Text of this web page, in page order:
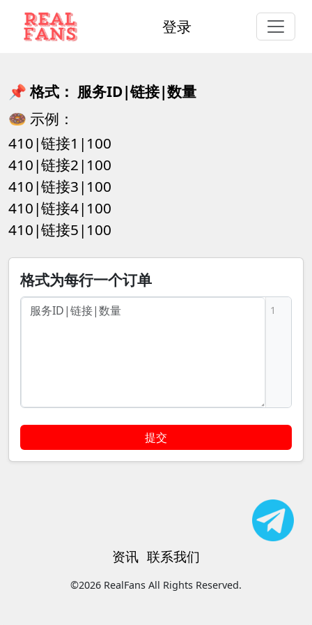
登录
📌 格式： 服务ID|链接|数量
🍩 示例：
410 |链接1| 100
410 |链接2| 100
410 |链接3| 100
410 |链接4| 100
410 |链接5| 100
格式为每行一个订单
1
提交
资讯 联系我们
©2026 RealFans All Rights Reserved.